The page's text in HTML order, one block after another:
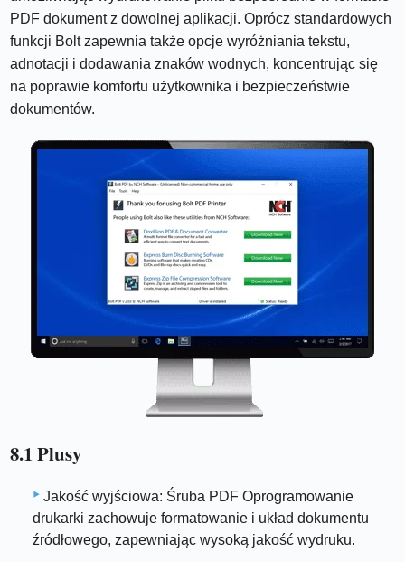
PDF dokument z dowolnej aplikacji. Oprócz standardowych
funkcji Bolt zapewnia także opcje wyróżniania tekstu,
adnotacji i dodawania znaków wodnych, koncentrując się
na poprawie komfortu użytkownika i bezpieczeństwie
dokumentów.
8.1 Plusy
Jakość wyjściowa: Śruba PDF Oprogramowanie
drukarki zachowuje formatowanie i układ dokumentu
źródłowego, zapewniając wysoką jakość wydruku.